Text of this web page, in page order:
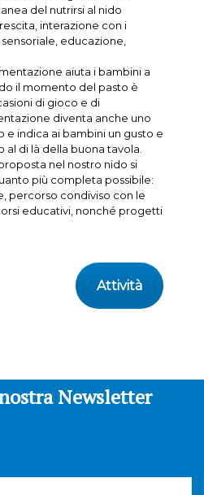
del nutrirsi al nido
interazione con i
educazione,
aiuta i bambini a
il momento del pasto è
di gioco e di
diventa anche uno
indica ai bambini un gusto e
al di là della buona tavola.
nel nostro nido si
più completa possibile:
percorso condiviso con le
educativi, nonché progetti
Attività
Newsletter